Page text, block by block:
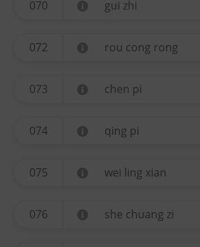
070 gui zhi
072 rou cong rong
073 chen pi
074 qing pi
075 wei ling xian
076 she chuang zi